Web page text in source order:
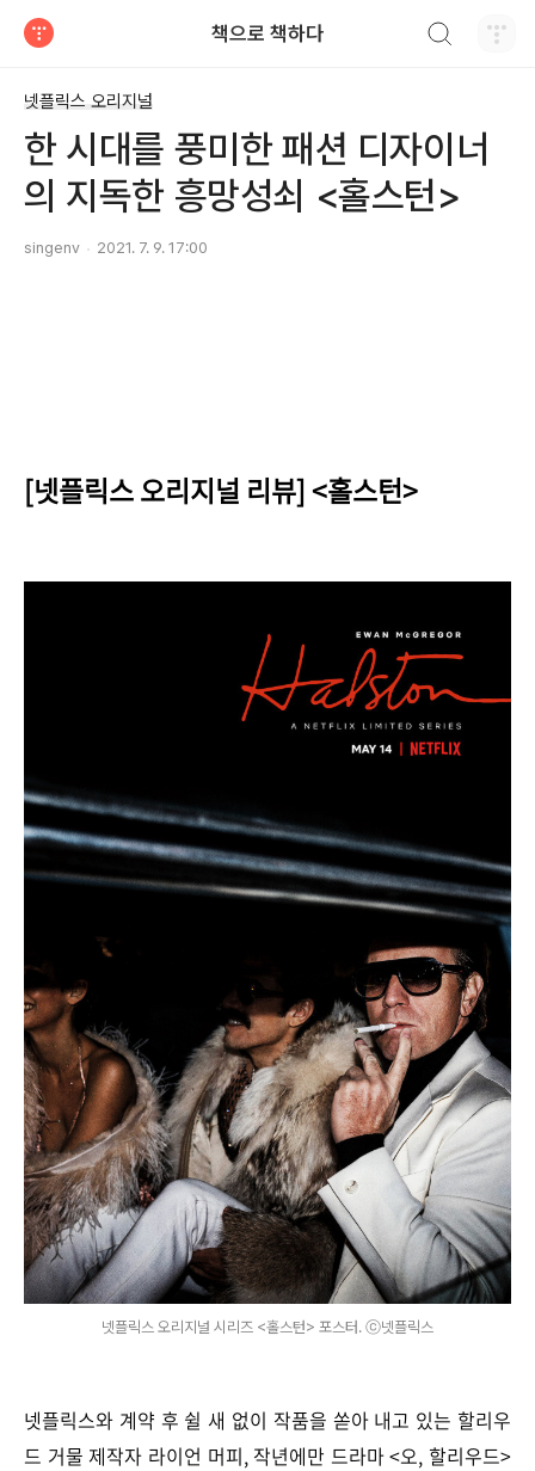
책으로 책하다
넷플릭스 오리지널
한 시대를 풍미한 패션 디자이너
의 지독한 흥망성쇠 <홀스턴>
singenv 2021. 7. 9. 17:00
[넷플릭스 오리지널 리뷰] <홀스턴>
넷플릭스 오리지널 시리즈 <홀스턴> 포스터. ⓒ넷플릭스
넷플릭스와 계약 후 쉴 새 없이 작품을 쏟아 내고 있는 할리우
드 거물 제작자 라이언 머피, 작년에만 드라마 <오, 할리우드>